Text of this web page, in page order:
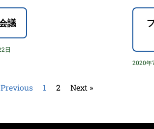
議
日
2020年
1 2 Next »